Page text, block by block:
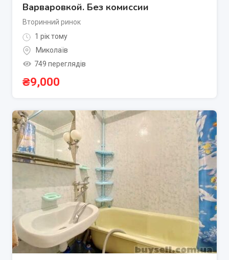
Варваровкой. Без комиссии
Вторинний ринок
1 рік тому
Миколаїв
749 переглядів
₴9,000